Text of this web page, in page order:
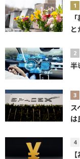
と
半
ス
は